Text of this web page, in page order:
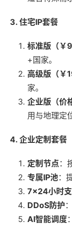
3. 住宅IP套餐
标准版（￥
+国家。
高级版（￥
家。
企业版（价
用与地理定
4. 企业定制套餐
定制节点 ：
专属IP池：
7×24小时
DDoS防护
AI智能调度